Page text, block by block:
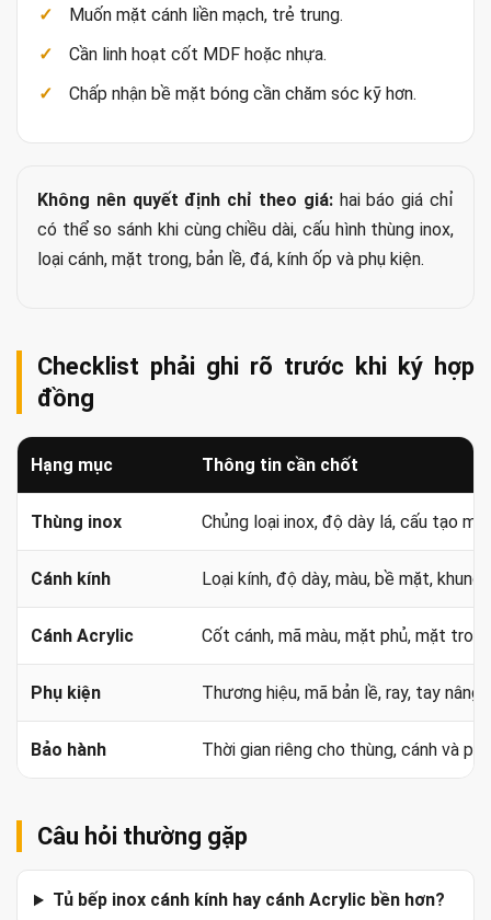
Muốn mặt cánh liền mạch, trẻ trung.
Cần linh hoạt cốt MDF hoặc nhựa.
Chấp nhận bề mặt bóng cần chăm sóc kỹ hơn.
Không nên quyết định chỉ theo giá:hai báo giá chỉ
có thể so sánh khi cùng chiều dài, cấu hình thùng inox,
loại cánh, mặt trong, bản lề, đá, kính ốp và phụ kiện.
Checklist phải ghi rõ trước khi ký hợp
đồng
Hạng mục Thông tin cần chốt
Thùng inox Chủng loại inox, độ dày lá, cấu tạo
Cánh kính Loại kính, độ dày, màu, bề mặt,
Cánh Acrylic Cốt cánh, mã màu, mặt phủ, mặt
Phụ kiện Thương hiệu, mã bản lề, ray, tay nâng
Bảo hành Thời gian riêng cho thùng, cánh và
Câu hỏi thường gặp
Tủ bếp inox cánh kính hay cánh Acrylic bền hơn?